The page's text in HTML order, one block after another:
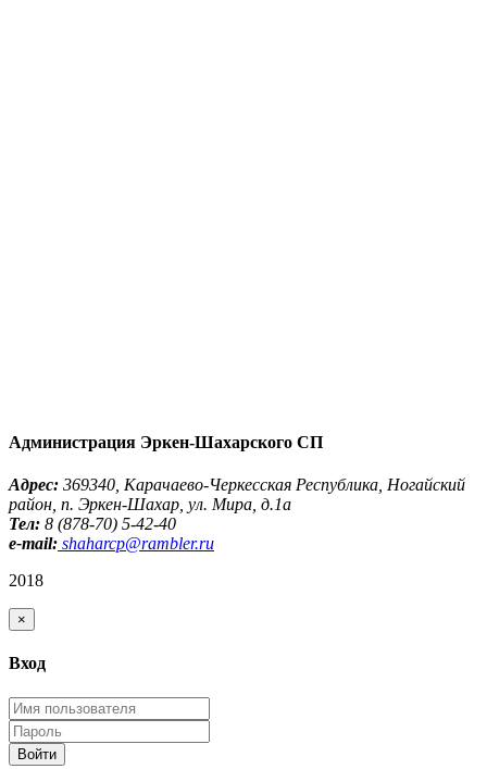
Администрация Эркен-Шахарского СП
Адрес: 369340, Карачаево-Черкесская Республика, Ногайский
район, п. Эркен-Шахар, ул. Мира, д.1a
Тел: 8 (878-70) 5-42-40
e-mail: shaharcp@rambler.ru
2018
×
Вход
Войти